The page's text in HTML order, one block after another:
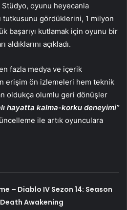
Stüdyo, oyunu heyecanla
tutkusunu gördüklerini, 1 milyon
başarıyı kutlamak için oyunu bir
aldıklarını açıkladı.
fazla medya ve içerik
erişim ön izlemeleri hem teknik
oldukça olumlu geri dönüşler
hayatta kalma-korku deneyimi”
ile artık oyunculara
– Diablo IV Sezon 14: Season
Awakening